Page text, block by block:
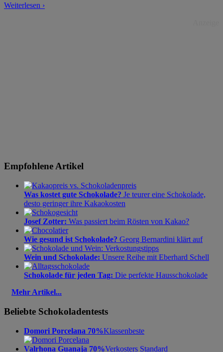
Weiterlesen ›
Empfohlene Artikel
Was kostet gute Schokolade? Je teurer eine Schokolade,
desto geringer ihre Kakaokosten
Josef Zotter: Was passiert beim Rösten von Kakao?
Wie gesund ist Schokolade? Georg Bernardini klärt auf
Wein und Schokolade: Unsere Reihe mit Eberhard Schell
Schokolade für jeden Tag: Die perfekte Hausschokolade
Mehr Artikel...
Beliebte Schokoladentests
Domori Porcelana 70%Klassenbeste
Valrhona Guanaja 70%Verkosters Standard